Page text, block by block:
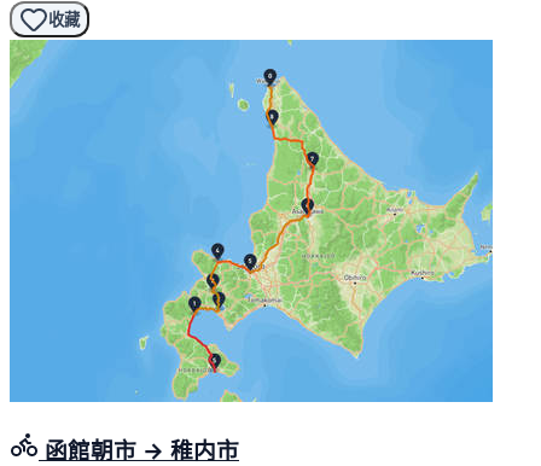
收藏
函館朝市 → 稚内市